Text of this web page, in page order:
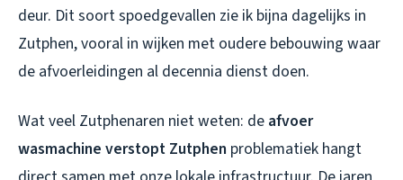
deur. Dit soort spoedgevallen zie ik bijna dagelijks in
Zutphen, vooral in wijken met oudere bebouwing waar
de afvoerleidingen al decennia dienst doen.
Wat veel Zutphenaren niet weten: de afvoer
wasmachine verstopt Zutphen problematiek hangt